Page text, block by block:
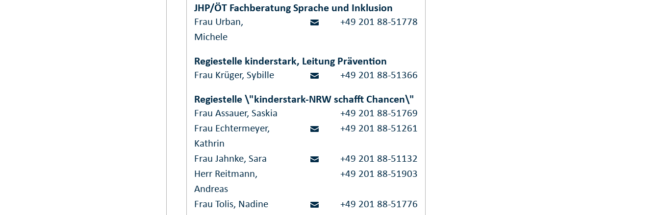
JHP/ÖT Fachberatung Sprache und Inklusion
Frau Urban,
Michele
+49 201 88-51778
Regiestelle kinderstark, Leitung Prävention
Frau Krüger, Sybille +49 201 88-51366
Regiestelle \"kinderstark-NRW schafft Chancen\"
Frau Assauer, Saskia
+49 201 88-51769
Frau Echtermeyer,
Kathrin
+49 201 88-51261
Frau Jahnke, Sara
+49 201 88-51132
Herr Reitmann,
Andreas
+49 201 88-51903
Frau Tolis, Nadine +49 201 88-51776